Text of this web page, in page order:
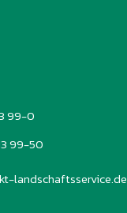
99-0
99-50
landschaftsservice.de